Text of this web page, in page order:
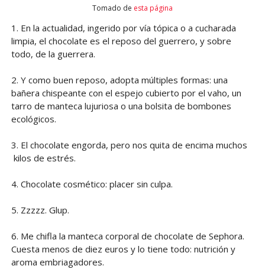
Tomado de esta página
1. En la actualidad, ingerido por vía tópica o a cucharada
limpia, el chocolate es el reposo del guerrero, y sobre
todo, de la guerrera.
2. Y como buen reposo, adopta múltiples formas: una
bañera chispeante con el espejo cubierto por el vaho, un
tarro de manteca lujuriosa o una bolsita de bombones
ecológicos.
3. El chocolate engorda, pero nos quita de encima muchos
kilos de estrés.
4. Chocolate cosmético: placer sin culpa.
5. Zzzzz. Glup.
6. Me chifla la manteca corporal de chocolate de Sephora.
Cuesta menos de diez euros y lo tiene todo: nutrición y
aroma embriagadores.